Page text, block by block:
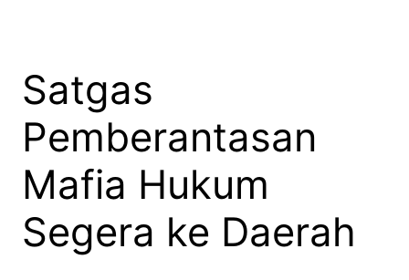
Satgas
Pemberantasan
Mafia Hukum
Segera ke Daerah